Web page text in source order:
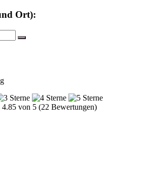
Ort):
Suchen
von 5 (22 Bewertungen)